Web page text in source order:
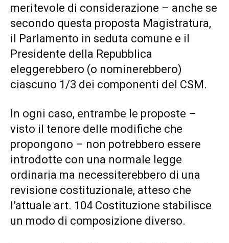
meritevole di considerazione – anche se
secondo questa proposta Magistratura,
il Parlamento in seduta comune e il
Presidente della Repubblica
eleggerebbero (o nominerebbero)
ciascuno 1/3 dei componenti del CSM.
In ogni caso, entrambe le proposte –
visto il tenore delle modifiche che
propongono – non potrebbero essere
introdotte con una normale legge
ordinaria ma necessiterebbero di una
revisione costituzionale, atteso che
l’attuale art. 104 Costituzione stabilisce
un modo di composizione diverso.